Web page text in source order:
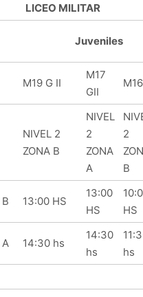
LICEO MILITAR
Juveniles
M19 G II
M17
GII
NIVEL 2
ZONA B
NIVEL
2
ZONA
A
2
B
B 13:00 HS
13:00
HS
HS
A 14:30 hs
14:30
hs
hs